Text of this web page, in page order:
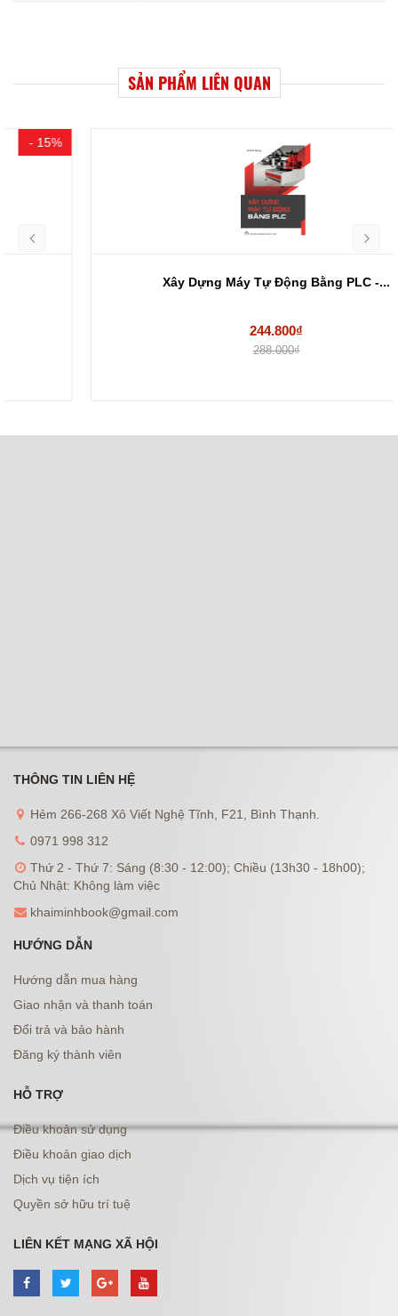
SẢN PHẨM LIÊN QUAN
Xây Dựng Máy Tự Động Bằng PLC -...
THÔNG TIN LIÊN HỆ
Hẻm 266-268 Xô Viết Nghệ Tĩnh, F21, Bình Thạnh.
0971 998 312
Thứ 2 - Thứ 7: Sáng (8:30 - 12:00); Chiều (13h30 - 18h00);
Chủ Nhật: Không làm việc
khaiminhbook@gmail.com
HƯỚNG DẪN
Hướng dẫn mua hàng
Giao nhận và thanh toán
Đổi trả và bảo hành
Đăng ký thành viên
HỖ TRỢ
Điều khoản sử dụng
Điều khoản giao dịch
Dịch vụ tiện ích
Quyền sở hữu trí tuệ
LIÊN KẾT MẠNG XÃ HỘI